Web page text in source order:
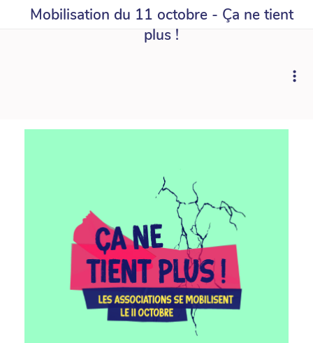
Mobilisation du 11 octobre - Ça ne tient
plus !